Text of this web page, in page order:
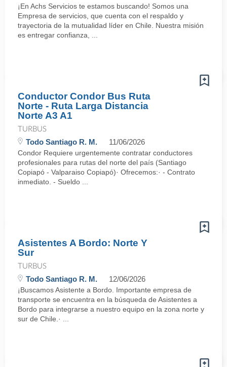
¡En Achs Servicios te estamos buscando! Somos una
Empresa de servicios, que cuenta con el respaldo y
trayectoria de la mutualidad líder en Chile. Nuestra misión
es entregar confianza, ...
Conductor Condor Bus Ruta
Norte - Ruta Larga Distancia
Norte A3 A1
TURBUS
Todo Santiago R. M. 11/06/2026
Condor Requiere urgentemente contratar conductores
profesionales para rutas del norte del país (Santiago
Copiapó - Valparaiso Copiapó)· Ofrecemos:· - Contrato
inmediato. - Sueldo ...
Asistentes A Bordo: Norte Y
Sur
TURBUS
Todo Santiago R. M. 12/06/2026
¡Buscamos Asistente a Bordo. Importante empresa de
transporte se encuentra en la búsqueda de Asistentes a
Bordo para integrarse a nuestro equipo en la zona norte y
sur de Chile.· ...